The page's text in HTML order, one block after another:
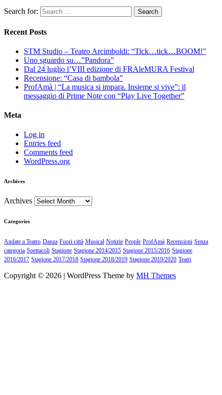
Search for:
Recent Posts
STM Studio – Teatro Arcimboldi: “Tick…tick…BOOM!”
Uno sguardo su…”Pandora”
Dal 24 luglio l’VIII edizione di FRAleMURA Festival
Recensione: “Casa di bambola”
ProfAmà | “La musica si impara. Insieme si vive”: il
messaggio di Prime Note con “Play Live Together”
Meta
Log in
Entries feed
Comments feed
WordPress.org
Archives
Archives
Categories
Andate a Teatro Danza Fuori città Musical Notizie People ProfAmà Recensioni Senza
categoria Spettacoli Stagione Stagione 2014/2015 Stagione 2015/2016 Stagione
2016/2017 Stagione 2017/2018 Stagione 2018/2019 Stagione 2019/2020 Teatri
Copyright © 2026 | WordPress Theme by MH Themes